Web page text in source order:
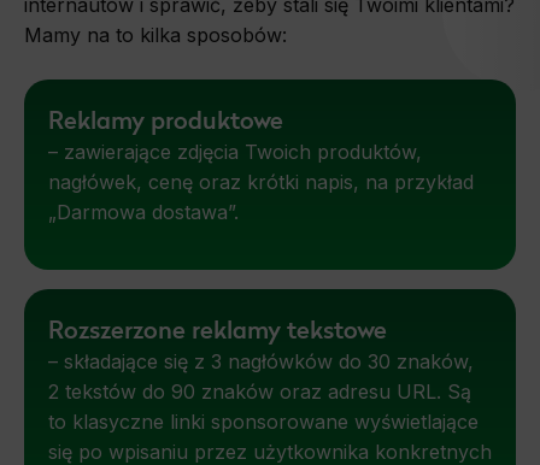
Mamy na to kilka sposobów:
Reklamy produktowe
– zawierające zdjęcia Twoich produktów,
nagłówek, cenę oraz krótki napis, na przykład
„Darmowa dostawa”.
Rozszerzone reklamy tekstowe
– składające się z 3 nagłówków do 30 znaków,
2 tekstów do 90 znaków oraz adresu URL. Są
to klasyczne linki sponsorowane wyświetlające
się po wpisaniu przez użytkownika konkretnych